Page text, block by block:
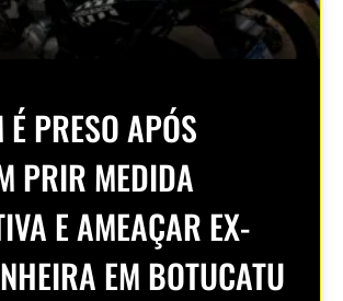
PRESO APÓS
PRIR MEDIDA
E AMEAÇAR EX-
EM BOTUCATU